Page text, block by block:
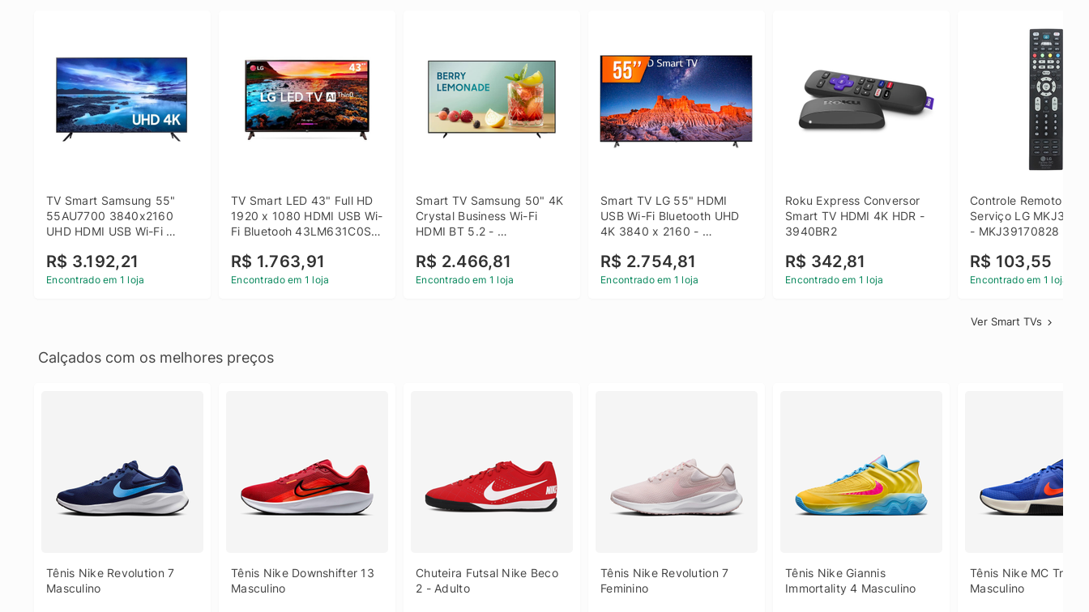
TV Smart Samsung 55"
55AU7700 3840x2160
UHD HDMI USB Wi-Fi
R$ 3.192,21
Encontrado em 1 loja
TV Smart LED 43" Full HD
1920 x 1080 HDMI USB Wi-
Fi Bluetooh 43LM631C0SB
R$ 1.763,91
Encontrado em 1 loja
Smart TV Samsung 50" 4K
Crystal Business Wi-Fi
HDMI BT 5.2 -
R$ 2.466,81
Encontrado em 1 loja
Smart TV LG 55" HDMI
USB Wi-Fi Bluetooth UHD
4K 3840 x 2160 -
R$ 2.754,81
Encontrado em 1 loja
Roku Express Conversor
Smart TV HDMI 4K HDR -
3940BR2
R$ 342,81
Encontrado em 1 loja
Controle Remoto de
Serviço LG
- MKJ39170828
R$ 103,55
Encontrado em 1 loja
Ver Smart TVs
Calçados com os melhores preços
Tênis Nike Revolution 7
Masculino
Tênis Nike Downshifter 13
Masculino
Chuteira Futsal Nike Beco
2 - Adulto
Tênis Nike Revolution 7
Feminino
Tênis Nike Giannis
Immortality 4 Masculino
Tênis Nike MC
Masculino